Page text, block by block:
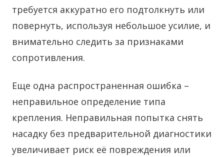
требуется аккуратно его подтолкнуть или
повернуть, используя небольшое усилие, и
внимательно следить за признаками
сопротивления.
Еще одна распространенная ошибка –
неправильное определение типа
крепления. Неправильная попытка снять
насадку без предварительной диагностики
увеличивает риск её повреждения или